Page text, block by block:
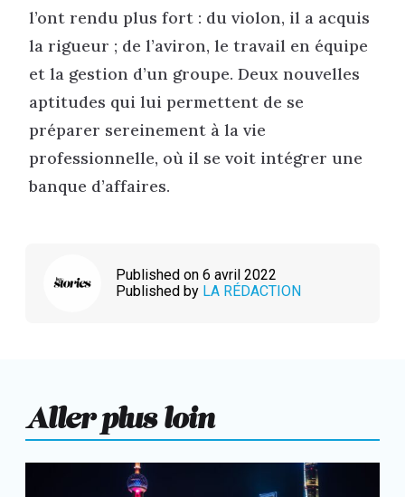
l’ont rendu plus fort : du violon, il a acquis
la rigueur ; de l’aviron, le travail en équipe
et la gestion d’un groupe. Deux nouvelles
aptitudes qui lui permettent de se
préparer sereinement à la vie
professionnelle, où il se voit intégrer une
banque d’affaires.
Published on 6 avril 2022
Published by LA RÉDACTION
Aller plus loin